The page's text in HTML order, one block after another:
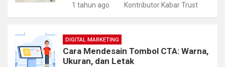
1 tahun ago Kontributor Kabar Trust
DIGITAL MARKETING
Cara Mendesain Tombol CTA: Warna,
Ukuran, dan Letak